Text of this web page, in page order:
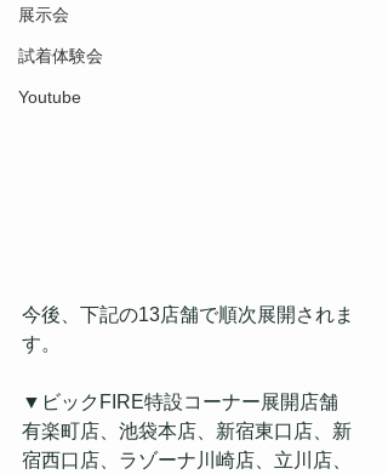
展示会
試着体験会
Youtube
今後、下記の13店舗で順次展開されま
す。
▼ビックFIRE特設コーナー展開店舗
有楽町店、池袋本店、新宿東口店、新
宿西口店、ラゾーナ川崎店、立川店、